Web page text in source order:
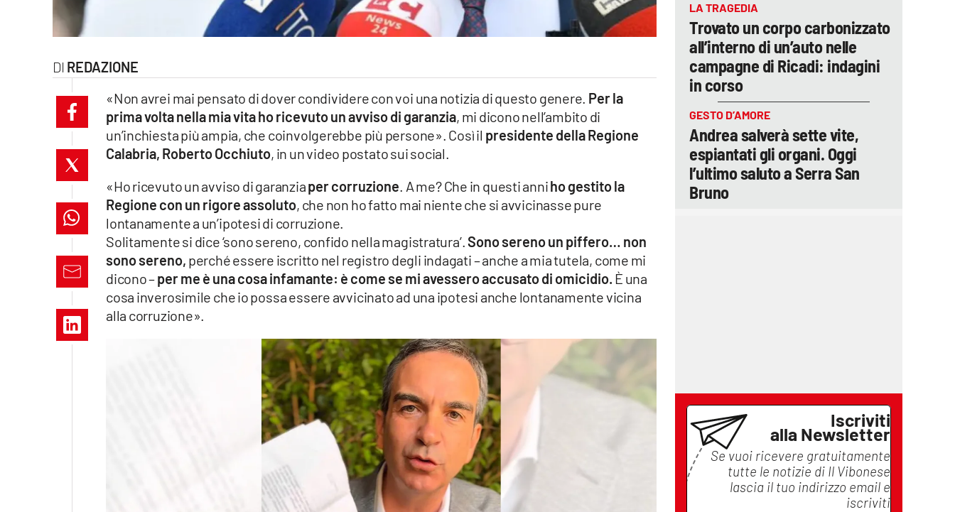
cosenzachannel.it
catanzarochannel.it
lacapitalenews.it
REDAZIONE
«Non avrei mai pensato di dover condividere con voi una notizia di questo genere. Per la
prima volta nella mia vita ho ricevuto un avviso di garanzia, mi dicono nell’ambito di
un’inchiesta più ampia, che coinvolgerebbe più persone». Così il presidente della Regione
Calabria, Roberto Occhiuto, in un video postato sui social.
«Ho ricevuto un avviso di garanziaper corruzione. A me? Che in questi anniho gestito la
Regione con un rigore assoluto, che non ho fatto mai niente che si avvicinasse pure
lontanamente a un’ipotesi di corruzione.
Solitamente si dice ‘sono sereno, confido nella magistratura’.Sono sereno un piffero… non
sono sereno, perché essere iscritto nel registro degli indagati – anche a mia tutela, come mi
dicono –per me è una cosa infamante: è come se mi avessero accusato di omicidio. È una
cosa inverosimile che io possa essere avvicinato ad una ipotesi anche lontanamente vicina
alla corruzione».
LA TRAGEDIA
Trovato un corpo carbonizzato
all’interno di un’auto nelle
campagne di Ricadi: indagini
in corso
GESTO D’AMORE
Andrea salverà sette vite,
espiantati gli organi. Oggi
l’ultimo saluto a Serra San
Bruno
Iscriviti
alla Newsletter
Se vuoi ricevere gratuitamente
tutte le notizie di Il Vibonese
lascia il tuo indirizzo email e
iscriviti